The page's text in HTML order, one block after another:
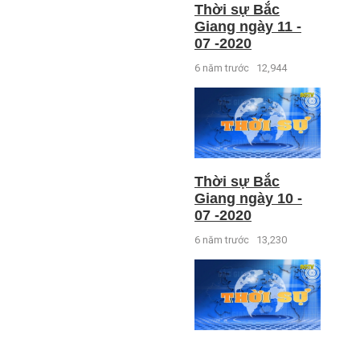
Thời sự Bắc
Giang ngày 11 -
07 -2020
6 năm trước 12,944
Thời sự Bắc
Giang ngày 10 -
07 -2020
6 năm trước 13,230